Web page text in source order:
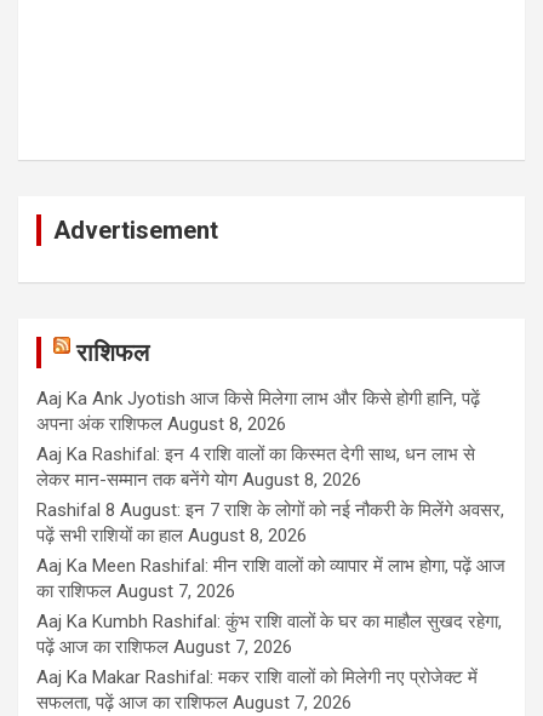
Advertisement
राशिफल
Aaj Ka Ank Jyotish आज किसे मिलेगा लाभ और किसे होगी हानि, पढ़ें
अपना अंक राशिफल August 8, 2026
Aaj Ka Rashifal: इन 4 राशि वालों का किस्मत देगी साथ, धन लाभ से
लेकर मान-सम्मान तक बनेंगे योग August 8, 2026
Rashifal 8 August: इन 7 राशि के लोगों को नई नौकरी के मिलेंगे अवसर,
पढ़ें सभी राशियों का हाल August 8, 2026
Aaj Ka Meen Rashifal: मीन राशि वालों को व्यापार में लाभ होगा, पढ़ें आज
का राशिफल August 7, 2026
Aaj Ka Kumbh Rashifal: कुंभ राशि वालों के घर का माहौल सुखद रहेगा,
पढ़ें आज का राशिफल August 7, 2026
Aaj Ka Makar Rashifal: मकर राशि वालों को मिलेगी नए प्रोजेक्ट में
सफलता, पढ़ें आज का राशिफल August 7, 2026